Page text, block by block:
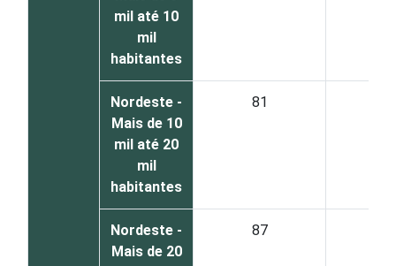
mil até 10
mil
habitantes
Nordeste -
Mais de 10
mil até 20
mil
habitantes
81
Nordeste -
Mais de 20
87